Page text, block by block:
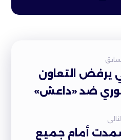
يرفض التعاون
ضد «داعش»
التالى
صمدت أمام جميع